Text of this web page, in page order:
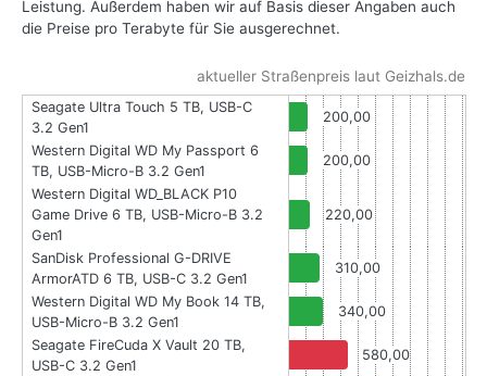
Leistung. Außerdem haben wir auf Basis dieser Angaben auch
die Preise pro Terabyte für Sie ausgerechnet.
aktueller Straßenpreis laut Geizhals.de
Seagate Ultra Touch 5 TB, USB-C
3.2 Gen1
200,00
Western Digital WD My Passport 6
TB, USB-Micro-B 3.2 Gen1
200,00
Western Digital WD_BLACK P10
Game Drive 6 TB, USB-Micro-B 3.2
Gen1
220,00
SanDisk Professional G-DRIVE
ArmorATD 6 TB, USB-C 3.2 Gen1
310,00
Western Digital WD My Book 14 TB,
USB-Micro-B 3.2 Gen1
340,00
Seagate FireCuda X Vault 20 TB,
USB-C 3.2 Gen1
580,00